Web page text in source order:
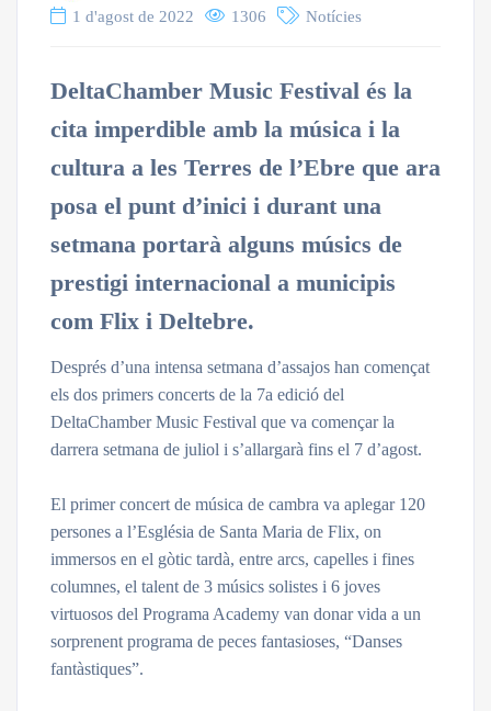
1 d'agost de 2022 1306 Notícies
DeltaChamber Music Festival és la
cita imperdible amb la música i la
cultura a les Terres de l’Ebre que ara
posa el punt d’inici i durant una
setmana portarà alguns músics de
prestigi internacional a municipis
com Flix i Deltebre.
Després d’una intensa setmana d’assajos han començat
els dos primers concerts de la 7a edició del
DeltaChamber Music Festival que va començar la
darrera setmana de juliol i s’allargarà fins el 7 d’agost.
El primer concert de música de cambra va aplegar 120
persones a l’Església de Santa Maria de Flix, on
immersos en el gòtic tardà, entre arcs, capelles i fines
columnes, el talent de 3 músics solistes i 6 joves
virtuosos del Programa Academy van donar vida a un
sorprenent programa de peces fantasioses, “Danses
fantàstiques”.